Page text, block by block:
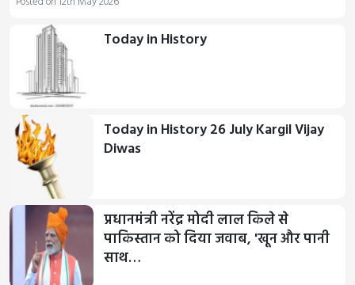
Today in History
Today in History 26 July Kargil Vijay
Diwas
प्रधानमंत्री नरेंद्र मोदी लाल किले से
पाकिस्तान को दिया जवाब, 'खून और पानी
साथ…